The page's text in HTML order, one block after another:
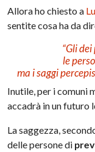
Allora ho chiesto a
sentite cosa ha da
“Gli dei
le
ma i saggi
Inutile, per i comuni
accadrà in un futuro
La saggezza,
delle persone di